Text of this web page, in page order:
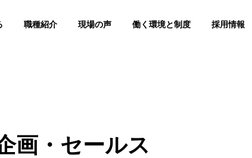
職種紹介 現場の声 働く環境と制度 採用情報
画・セールス